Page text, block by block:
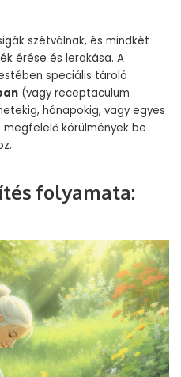
szétválnak, és mindkét
érése és lerakása. A
speciális tároló
(vagy receptaculum
hónapokig, vagy egyes
körülmények be
folyamata: